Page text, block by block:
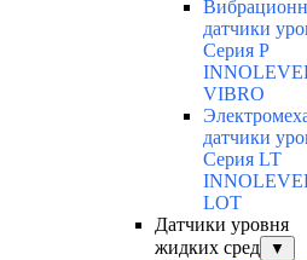
датчики
Серия P
VIBRO
датчики
Серия LT
LOT
Датчики уровня
жидких сред
▼